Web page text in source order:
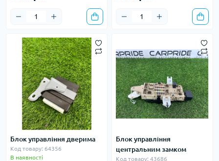
Блок управління дверима
Код товару: 64356
В наявності
Блок управління
центральним замком
Код товару: 43686